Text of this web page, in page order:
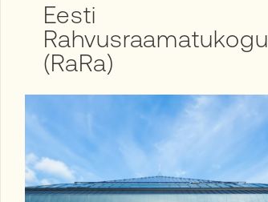
Eesti
Rahvusraamatukogu
(RaRa)